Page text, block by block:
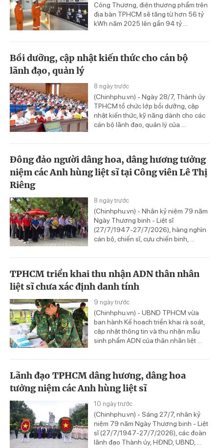
Công Thương, điện thương phẩm trên
địa bàn TPHCM sẽ tăng từ hơn 56 tỷ
kWh năm 2025 lên gần 94 tỷ ...
Bồi dưỡng, cập nhật kiến thức cho cán bộ
lãnh đạo, quản lý
8 ngày trước
(Chinhphu.vn) - Ngày 28/7, Thành ủy
TPHCM tổ chức lớp bồi dưỡng, cập
nhật kiến thức, kỹ năng dành cho các
cán bộ lãnh đạo, quản lý của ...
Đông đảo người dâng hoa, dâng hương tưởng
niệm các Anh hùng liệt sĩ tại Công viên Lê Thị
Riêng
8 ngày trước
(Chinhphu.vn) - Nhân kỷ niệm 79 năm
Ngày Thương binh - Liệt sĩ
(27/7/1947-27/7/2026), hàng nghìn
cán bộ, chiến sĩ, cựu chiến binh, ...
TPHCM triển khai thu nhận ADN thân nhân
liệt sĩ chưa xác định danh tính
9 ngày trước
(Chinhphu.vn) - UBND TPHCM vừa
ban hành Kế hoạch triển khai rà soát,
cập nhật thông tin và thu nhận mẫu
sinh phẩm ADN của thân nhân liệt ...
Lãnh đạo TPHCM dâng hương, dâng hoa
tưởng niệm các Anh hùng liệt sĩ
10 ngày trước
(Chinhphu.vn) - Sáng 27/7, nhân kỷ
niệm 79 năm Ngày Thương binh - Liệt
sĩ (27/7/1947-27/7/2026), các đoàn
lãnh đạo Thành ủy, HĐND, UBND, ...